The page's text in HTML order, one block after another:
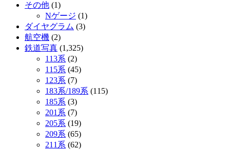
その他 (1)
Nゲージ (1)
ダイヤグラム (3)
航空機 (2)
鉄道写真 (1,325)
113系 (2)
115系 (45)
123系 (7)
183系/189系 (115)
185系 (3)
201系 (7)
205系 (19)
209系 (65)
211系 (62)